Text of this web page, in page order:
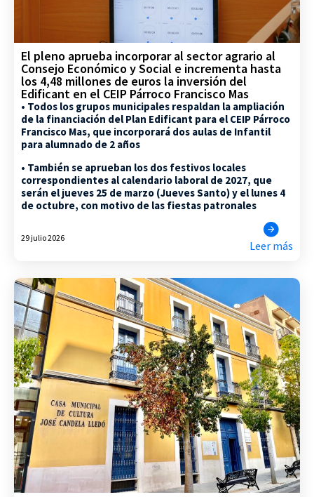
El pleno aprueba incorporar al sector agrario al
Consejo Económico y Social e incrementa hasta
los 4,48 millones de euros la inversión del
Edificant en el CEIP Párroco Francisco Mas
• Todos los grupos municipales respaldan la ampliación
de la financiación del Plan Edificant para el CEIP Párroco
Francisco Mas, que incorporará dos aulas de Infantil
para alumnado de 2 años
• También se aprueban los dos festivos locales
correspondientes al calendario laboral de 2027, que
serán el jueves 25 de marzo (Jueves Santo) y el lunes 4
de octubre, con motivo de las fiestas patronales
29 julio 2026
Leer más